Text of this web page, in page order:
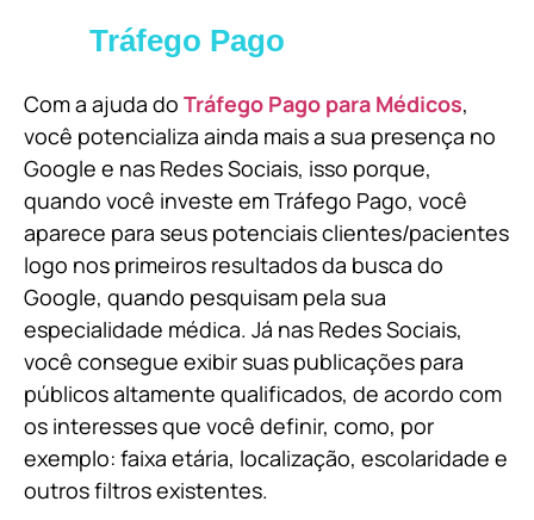
Tráfego Pago
Com a ajuda do Tráfego Pago para Médicos,
você potencializa ainda mais a sua presença no
Google e nas Redes Sociais, isso porque,
quando você investe em Tráfego Pago, você
aparece para seus potenciais clientes/pacientes
logo nos primeiros resultados da busca do
Google, quando pesquisam pela sua
especialidade médica. Já nas Redes Sociais,
você consegue exibir suas publicações para
públicos altamente qualificados, de acordo com
os interesses que você definir, como, por
exemplo: faixa etária, localização, escolaridade e
outros filtros existentes.